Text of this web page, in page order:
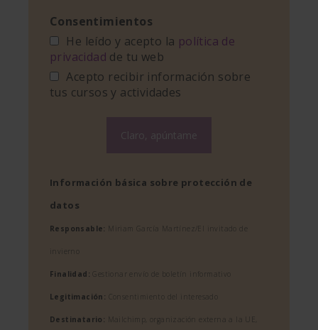
Consentimientos
He leído y acepto la política de
privacidad de tu web
Acepto recibir información sobre
tus cursos y actividades
Información básica sobre protección de
datos
Responsable: Miriam García Martínez/El invitado de
invierno
Finalidad: Gestionar envío de boletín informativo
Legitimación: Consentimiento del interesado
Destinatario: Mailchimp, organización externa a la UE,